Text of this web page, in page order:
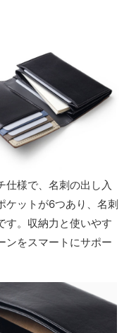
仕様で、名刺の出し入
ケットが6つあり、名刺
す。収納力と使いやす
ンをスマートにサポー